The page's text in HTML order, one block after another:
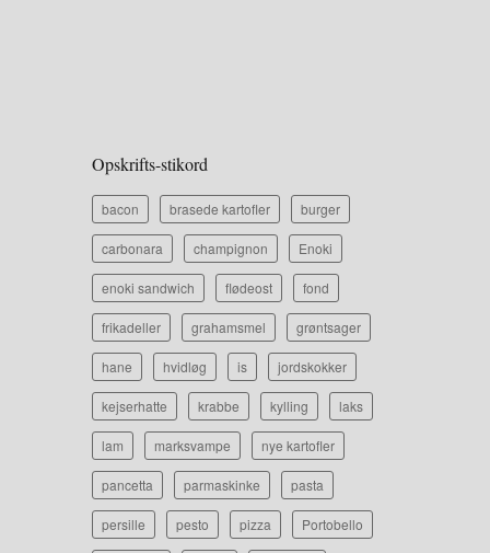
Opskrifts-stikord
bacon brasede kartofler burger
carbonara champignon Enoki
enoki sandwich flødeost fond
frikadeller grahamsmel grøntsager
hane hvidløg is jordskokker
kejserhatte krabbe kylling laks
lam marksvampe nye kartofler
pancetta parmaskinke pasta
persille pesto pizza Portobello